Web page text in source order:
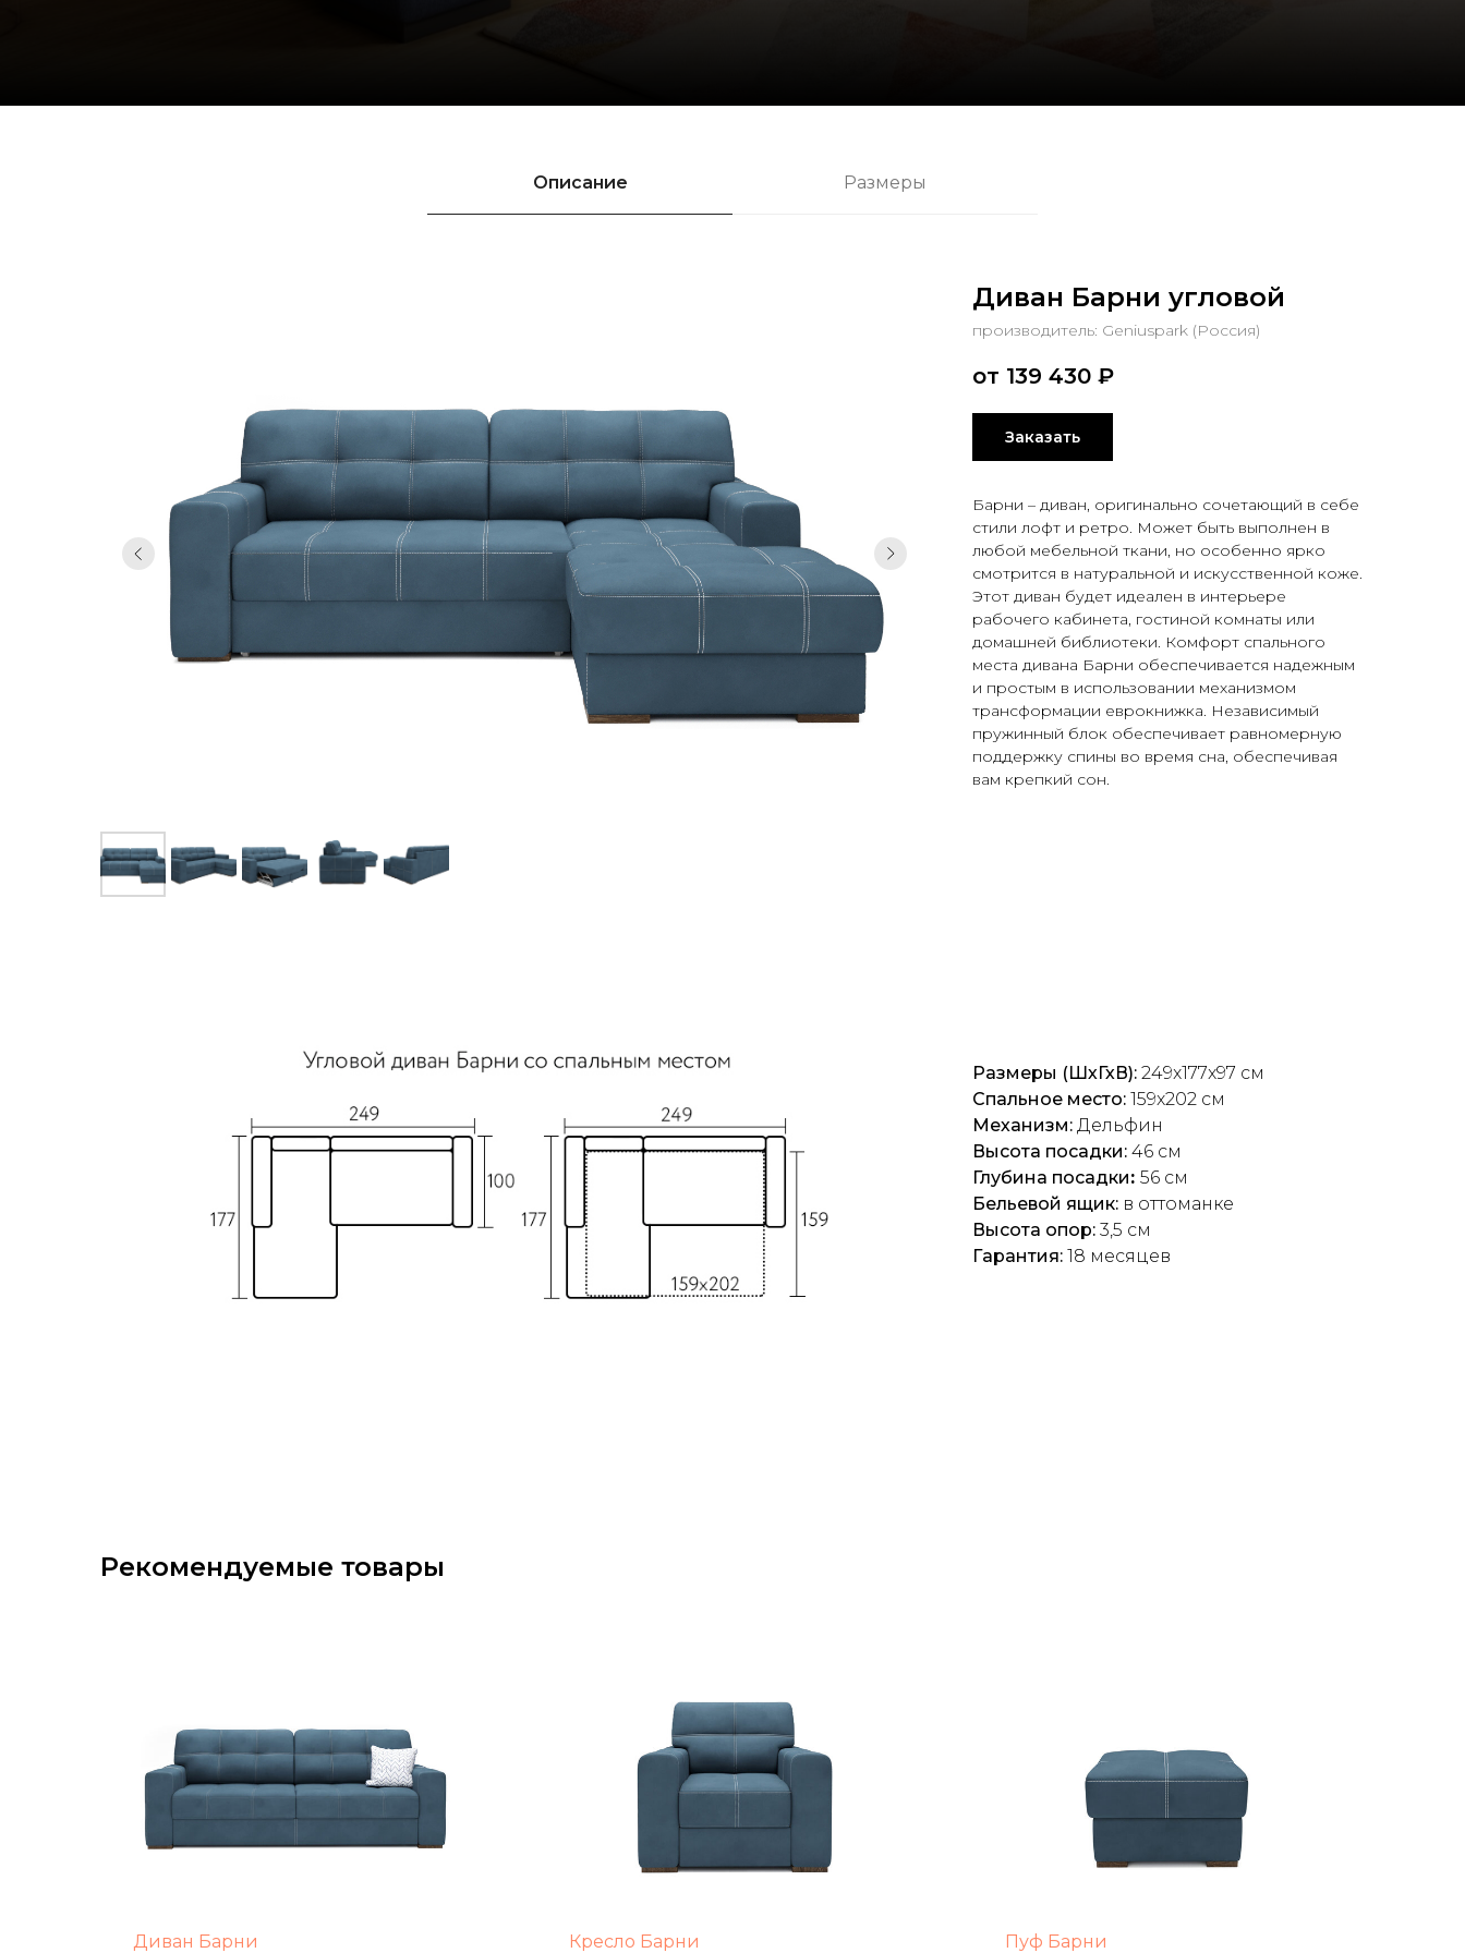
Описание Размеры
Диван Барни угловой
производитель: Geniuspark (Россия)
от 139 430 ₽
Заказать
Барни – диван, оригинально сочетающий в себе
стили лофт и ретро. Может быть выполнен в
любой мебельной ткани, но особенно ярко
смотрится в натуральной и искусственной коже.
Этот диван будет идеален в интерьере
рабочего кабинета, гостиной комнаты или
домашней библиотеки. Комфорт спального
места дивана Барни обеспечивается надежным
и простым в использовании механизмом
трансформации еврокнижка. Независимый
пружинный блок обеспечивает равномерную
поддержку спины во время сна, обеспечивая
вам крепкий сон.
Размеры (ШхГхВ): 249x177x97 см
Спальное место: 159x202 см
Механизм: Дельфин
Высота посадки: 46 см
Глубина посадки: 56 см
Бельевой ящик: в оттоманке
Высота опор: 3,5 см
Гарантия: 18 месяцев
Рекомендуемые товары
Диван Барни Кресло Барни Пуф Барни